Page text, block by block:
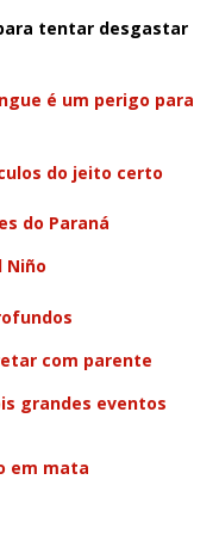
tentar desgastar
é um perigo para
do jeito certo
do Paraná
Niño
com parente
grandes eventos
em mata